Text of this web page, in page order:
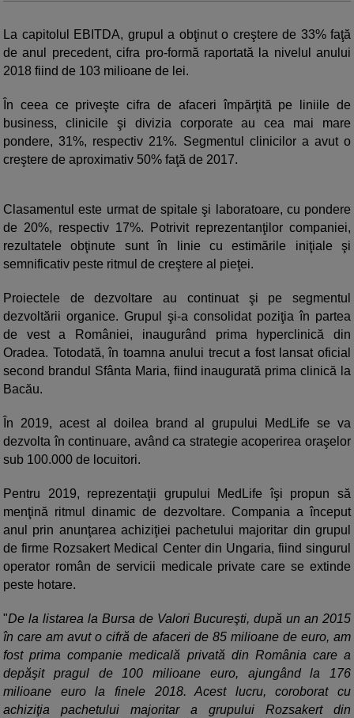
La capitolul EBITDA, grupul a obţinut o creştere de 33% faţă
de anul precedent, cifra pro-formă raportată la nivelul anului
2018 fiind de 103 milioane de lei.
În ceea ce priveşte cifra de afaceri împărţită pe liniile de
business, clinicile şi divizia corporate au cea mai mare
pondere, 31%, respectiv 21%. Segmentul clinicilor a avut o
creştere de aproximativ 50% faţă de 2017.
Clasamentul este urmat de spitale şi laboratoare, cu pondere
de 20%, respectiv 17%. Potrivit reprezentanţilor companiei,
rezultatele obţinute sunt în linie cu estimările iniţiale şi
semnificativ peste ritmul de creştere al pieţei.
Proiectele de dezvoltare au continuat şi pe segmentul
dezvoltării organice. Grupul şi-a consolidat poziţia în partea
de vest a României, inaugurând prima hyperclinică din
Oradea. Totodată, în toamna anului trecut a fost lansat oficial
second brandul Sfânta Maria, fiind inaugurată prima clinică la
Bacău.
În 2019, acest al doilea brand al grupului MedLife se va
dezvolta în continuare, având ca strategie acoperirea oraşelor
sub 100.000 de locuitori.
Pentru 2019, reprezentaţii grupului MedLife îşi propun să
menţină ritmul dinamic de dezvoltare. Compania a început
anul prin anunţarea achiziţiei pachetului majoritar din grupul
de firme Rozsakert Medical Center din Ungaria, fiind singurul
operator român de servicii medicale private care se extinde
peste hotare.
"De la listarea la Bursa de Valori Bucureşti, după un an 2015
în care am avut o cifră de afaceri de 85 milioane de euro, am
fost prima companie medicală privată din România care a
depăşit pragul de 100 milioane euro, ajungând la 176
milioane euro la finele 2018. Acest lucru, coroborat cu
achiziţia pachetului majoritar a grupului Rozsakert din